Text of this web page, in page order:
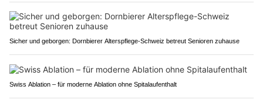
Sicher und geborgen: Dornbierer Alterspflege-Schweiz betreut Senioren zuhause
Swiss Ablation – für moderne Ablation ohne Spitalaufenthalt